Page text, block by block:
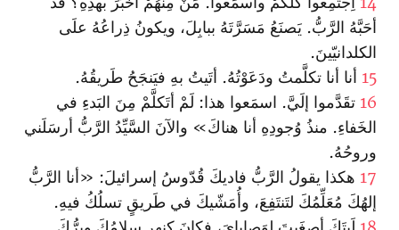
أحَبَّهُ الرَّبُّ. يَصنَعُ مَسَرَّتَهُ ببابِلَ، ويكونُ ذِراعُهُ علَى
الكلدانيّينَ.
15 أنا أنا تكلَّمتُ ودَعَوْتُهُ. أتَيتُ بهِ فيَنجَحُ طَريقُهُ.
16 تقَدَّموا إلَيَّ. اسمَعوا هذا: لَمْ أتَكلَّمْ مِنَ البَدءِ في
الخَفاءِ. منذُ وُجودِهِ أنا هناكَ» والآنَ السَّيِّدُ الرَّبُّ أرسَلَني
وروحُهُ.
17 هكذا يقولُ الرَّبُّ فاديكَ قُدّوسُ إسرائيلَ: «أنا الرَّبُّ
إلهُكَ مُعَلِّمُكَ لتَنتَفِعَ، وأُمَشّيكَ في طَريقٍ تسلُكُ فيهِ.